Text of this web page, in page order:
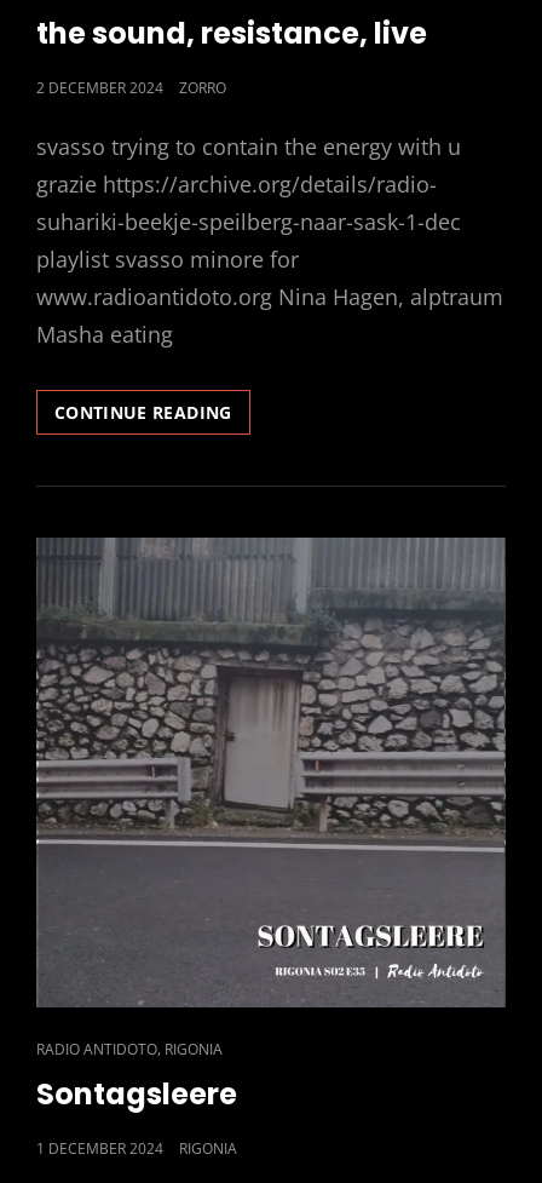
LINKS
the sound, resistance, live
POSTED
2 DECEMBER 2024 ZORRO
svasso trying to contain the energy with u
grazie https://archive.org/details/radio-
suhariki-beekje-speilberg-naar-sask-1-dec
playlist svasso minore for
www.radioantidoto.org Nina Hagen, alptraum
Masha eating
CONTINUE READING
SOUND,
LIVE
CAT
LINKS
RADIO ANTIDOTO, RIGONIA
Sontagsleere
POSTED
1 DECEMBER 2024 RIGONIA